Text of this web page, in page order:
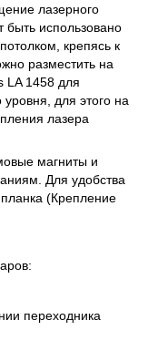
лазерного
быть использовано
крепясь к
разместить на
LA 1458 для
для этого на
лазера
магниты и
Для удобства
(Крепление
переходника